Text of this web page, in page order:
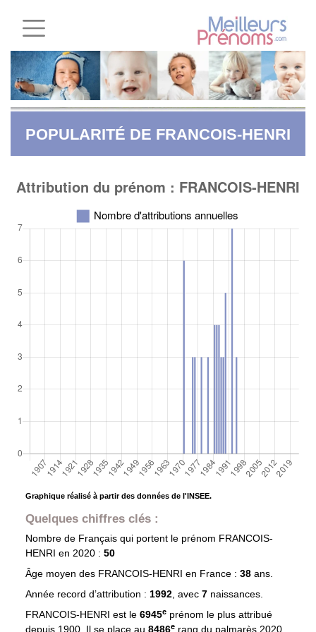
POPULARITÉ DE FRANCOIS-HENRI
Graphique réalisé à partir des données de l'INSEE.
Quelques chiffres clés :
Nombre de Français qui portent le prénom FRANCOIS-
HENRI en 2020 : 50
Âge moyen des FRANCOIS-HENRI en France : 38 ans.
Année record d’attribution : 1992, avec 7 naissances.
FRANCOIS-HENRI est le 6945eprénom le plus attribué
depuis 1900. Il se place au 8486e rang du palmarès 2020.